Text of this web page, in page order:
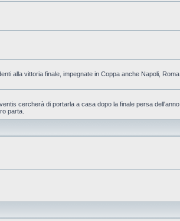
alla vittoria finale, impegnate in Coppa anche Napoli, Roma
cercherà di portarla a casa dopo la finale persa dell'anno
parta.